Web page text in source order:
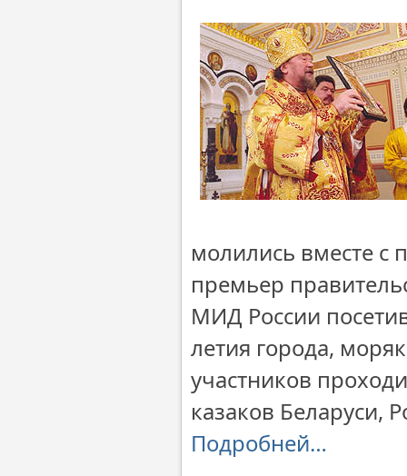
молились вместе с
премьер
МИД России
летия города,
участников
казаков Беларуси,
Подробней…